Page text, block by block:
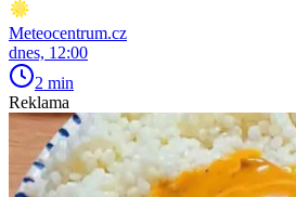
Meteocentrum.cz
dnes, 12:00
2 min
Reklama